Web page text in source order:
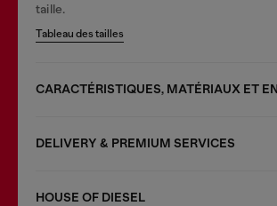
taille.
Tableau des tailles
CARACTÉRISTIQUES, MATÉRIAUX ET
DELIVERY & PREMIUM SERVICES
HOUSE OF DIESEL